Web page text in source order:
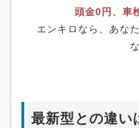
頭金0円、車
エンキロなら、あな
最新型との違い